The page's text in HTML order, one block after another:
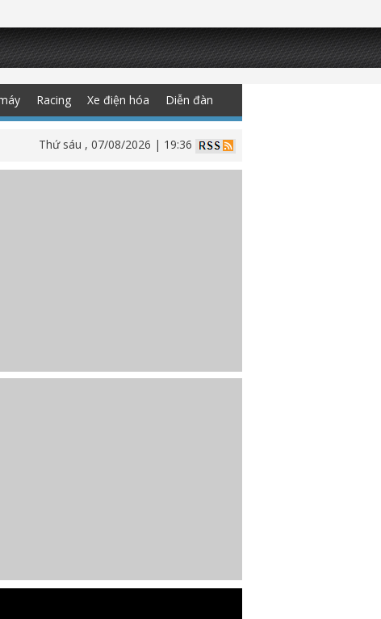
Racing Xe điện hóa Diễn đàn
Thứ sáu , 07/08/2026 | 19:36